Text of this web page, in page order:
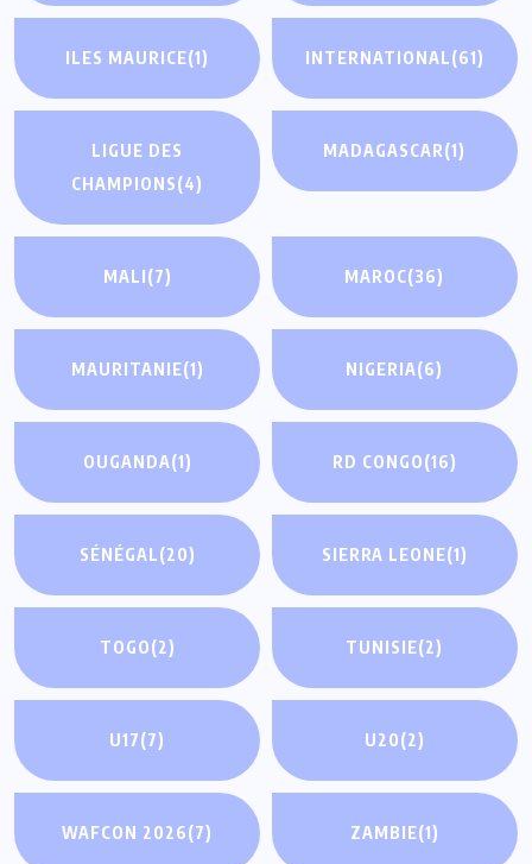
ILES MAURICE(1) INTERNATIONAL(61)
LIGUE DES
CHAMPIONS(4)
MADAGASCAR(1)
MALI(7) MAROC(36)
MAURITANIE(1) NIGERIA(6)
OUGANDA(1) RD CONGO(16)
SÉNÉGAL(20) SIERRA LEONE(1)
TOGO(2) TUNISIE(2)
U17(7) U20(2)
WAFCON 2026(7) ZAMBIE(1)